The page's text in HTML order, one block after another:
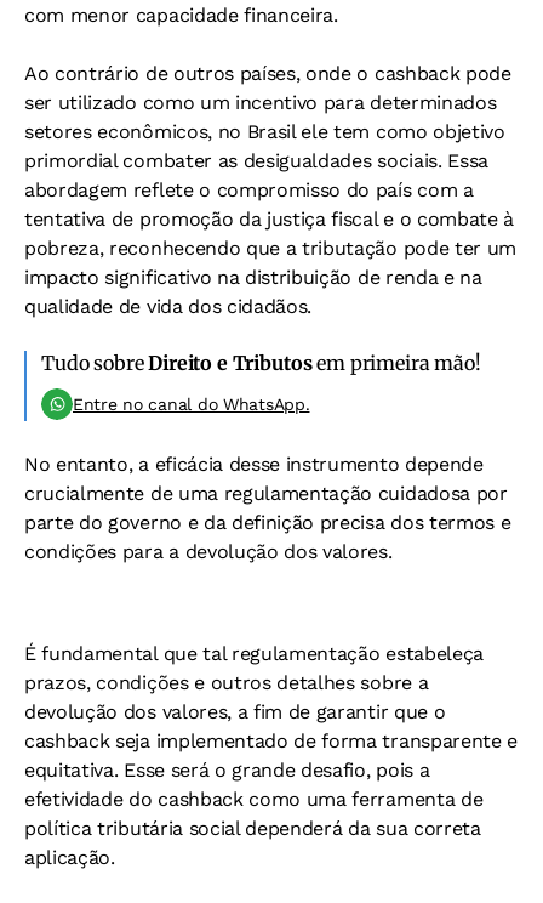
com menor capacidade financeira.
Ao contrário de outros países, onde o cashback pode
ser utilizado como um incentivo para determinados
setores econômicos, no Brasil ele tem como objetivo
primordial combater as desigualdades sociais. Essa
abordagem reflete o compromisso do país com a
tentativa de promoção da justiça fiscal e o combate à
pobreza, reconhecendo que a tributação pode ter um
impacto significativo na distribuição de renda e na
qualidade de vida dos cidadãos.
Tudo sobreDireito e Tributosem primeira mão!
Entre no canal do WhatsApp.
No entanto, a eficácia desse instrumento depende
crucialmente de uma regulamentação cuidadosa por
parte do governo e da definição precisa dos termos e
condições para a devolução dos valores.
É fundamental que tal regulamentação estabeleça
prazos, condições e outros detalhes sobre a
devolução dos valores, a fim de garantir que o
cashback seja implementado de forma transparente e
equitativa. Esse será o grande desafio, pois a
efetividade do cashback como uma ferramenta de
política tributária social dependerá da sua correta
aplicação.